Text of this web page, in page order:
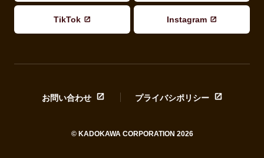
TikTok Instagram
お問い合わせ プライバシポリシー
© KADOKAWA CORPORATION 2026